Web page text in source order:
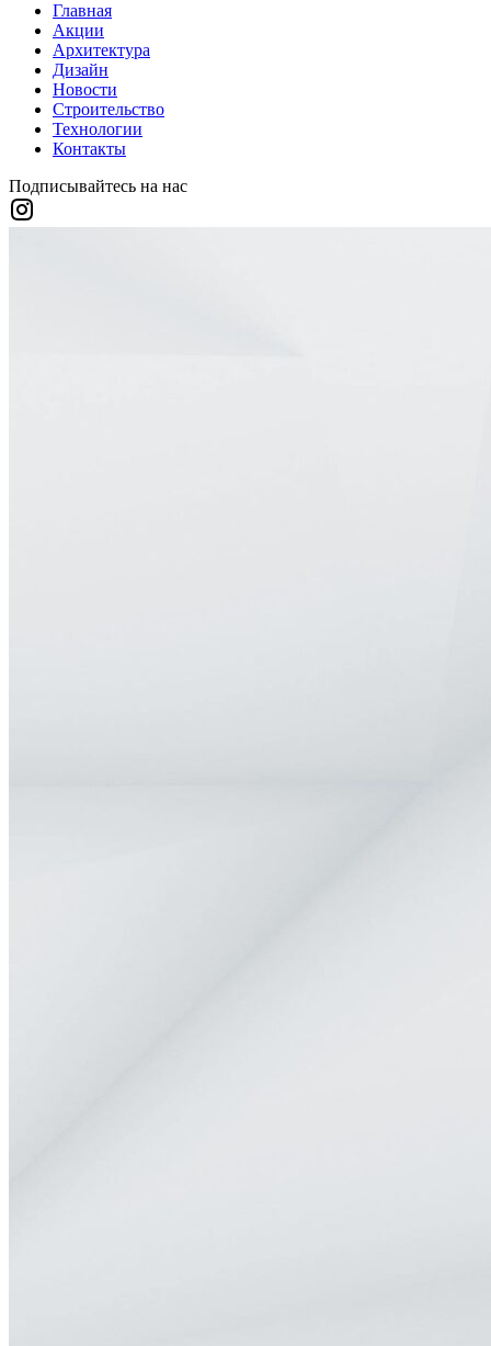
Главная
Акции
Архитектура
Дизайн
Новости
Строительство
Технологии
Контакты
Подписывайтесь на нас